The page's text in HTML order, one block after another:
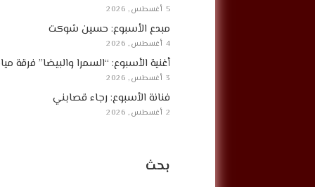
5 أغسطس, 2026
مبدع الأسبوع: حسين شوكت
4 أغسطس, 2026
أغنية الأسبوع: “السمرا والبيضا” فرقة
3 أغسطس, 2026
فنانة الأسبوع: رجاء قصابني
2 أغسطس, 2026
بحث